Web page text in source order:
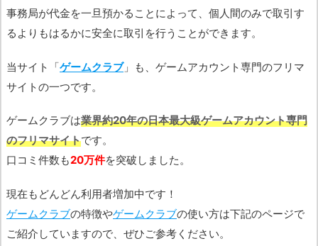
事務局が代金を一旦預かることによって、個人間のみで取引す
るよりもはるかに安全に取引を行うことができます。
当サイト「ゲームクラブ」も、ゲームアカウント専門のフリマ
サイトの一つです。
ゲームクラブは業界約20年の日本最大級ゲームアカウント専門
のフリマサイトです。
口コミ件数も20万件を突破しました。
現在もどんどん利用者増加中です！
ゲームクラブの特徴やゲームクラブの使い方は下記のページで
ご紹介していますので、ぜひご参考ください。